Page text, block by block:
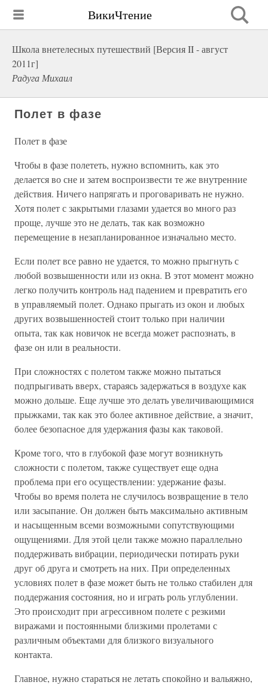
ВикиЧтение
Школа внетелесных путешествий [Версия II - август
2011г]
Радуга Михаил
Полет в фазе
Полет в фазе
Чтобы в фазе полететь, нужно вспомнить, как это
делается во сне и затем воспроизвести те же внутренние
действия. Ничего напрягать и проговаривать не нужно.
Хотя полет с закрытыми глазами удается во много раз
проще, лучше это не делать, так как возможно
перемещение в незапланированное изначально место.
Если полет все равно не удается, то можно прыгнуть с
любой возвышенности или из окна. В этот момент можно
легко получить контроль над падением и превратить его
в управляемый полет. Однако прыгать из окон и любых
других возвышенностей стоит только при наличии
опыта, так как новичок не всегда может распознать, в
фазе он или в реальности.
При сложностях с полетом также можно пытаться
подпрыгивать вверх, стараясь задержаться в воздухе как
можно дольше. Еще лучше это делать увеличивающимися
прыжками, так как это более активное действие, а значит,
более безопасное для удержания фазы как таковой.
Кроме того, что в глубокой фазе могут возникнуть
сложности с полетом, также существует еще одна
проблема при его осуществлении: удержание фазы.
Чтобы во время полета не случилось возвращение в тело
или засыпание. Он должен быть максимально активным
и насыщенным всеми возможными сопутствующими
ощущениями. Для этой цели также можно параллельно
поддерживать вибрации, периодически потирать руки
друг об друга и смотреть на них. При определенных
условиях полет в фазе может быть не только стабилен для
поддержания состояния, но и играть роль углублении.
Это происходит при агрессивном полете с резкими
виражами и постоянными близкими пролетами с
различным объектами для близкого визуального
контакта.
Главное, нужно стараться не летать спокойно и вальяжно,